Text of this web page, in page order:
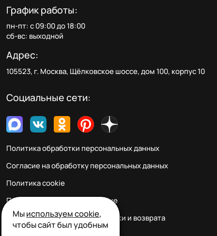
График работы:
пн-пт: с 09:00 до 18:00
сб-вс: выходной
Адрес:
105523, г. Москва, Щёлковское шоссе, дом 100, корпус 10
Социальные сети:
Политика обработки персональных данных
Согласие на обработку персональных данных
Политика cookie
Пользовательское соглашение
Правила заказа, оплаты, доставки и возврата
Мыиспользуем cookie,
чтобы сайт был удобным